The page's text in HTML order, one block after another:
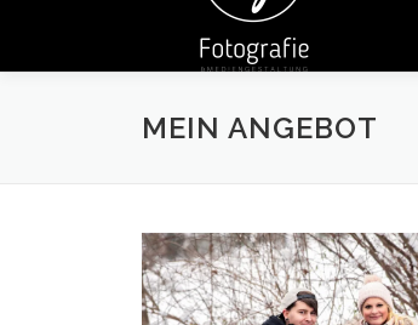
MEIN ANGEBOT